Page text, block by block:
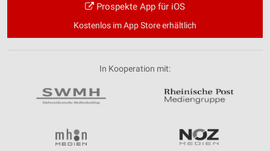
Prospekte App für iOS
Kostenlos im App Store erhältlich
In Kooperation mit: